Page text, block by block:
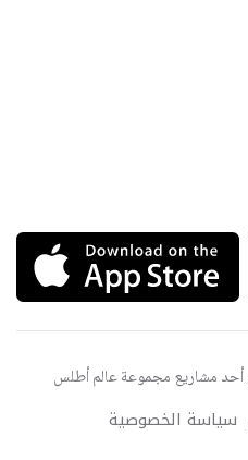
عالم أطلس
سياسة الخصوصية